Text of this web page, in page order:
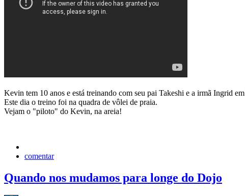
Kevin tem 10 anos e está treinando com seu pai Takeshi e a irmã Ingrid
Este dia o treino foi na quadra de vôlei de praia.
Vejam o "piloto" do Kevin, na areia!
comentar
Quando nos mudamos para longe do Dojo